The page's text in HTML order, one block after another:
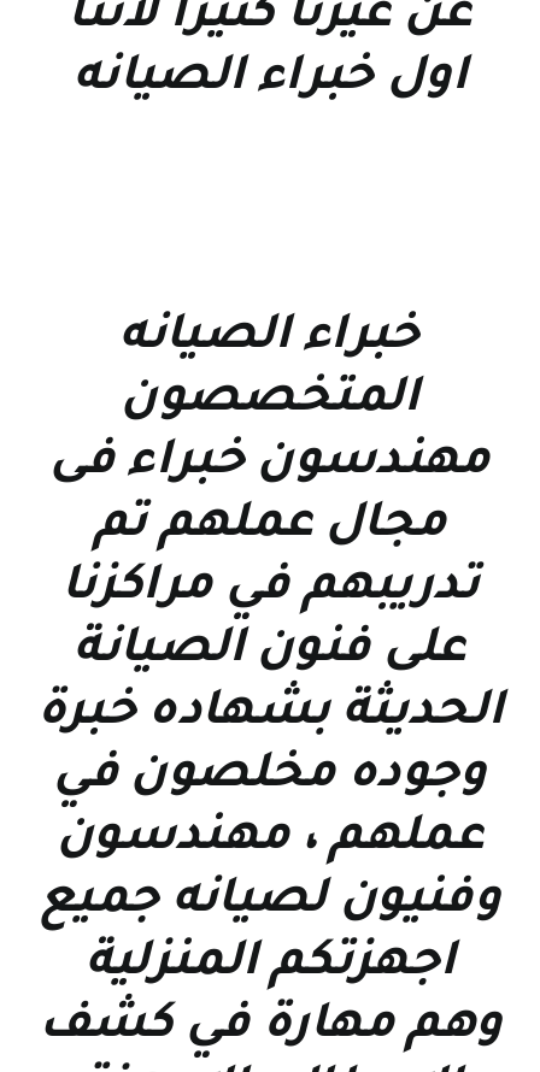
عن غيرنا كثيرا لاننا
اول خبراء الصيانه
خبراء الصيانه
المتخصصون
مهندسون خبراء فى
مجال عملهم تم
تدريبهم في مراكزنا
على فنون الصيانة
الحديثة بشهاده خبرة
وجوده مخلصون في
عملهم ، مهندسون
وفنيون لصيانه جميع
اجهزتكم المنزلية
وهم مهارة في كشف